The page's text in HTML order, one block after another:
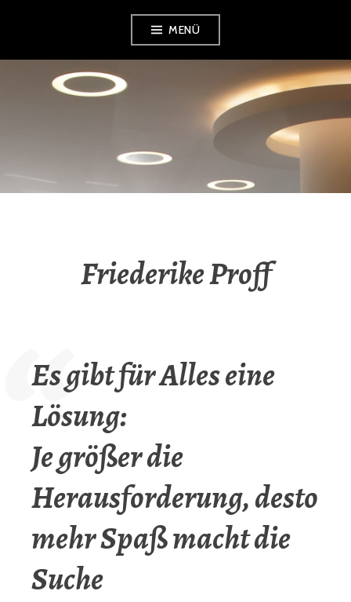
MENÜ
ARCHITEKTUR
TEAM
Friederike Proff
Es gibt für Alles eine
Lösung:
Je größer die
Herausforderung, desto
mehr Spaß macht die
Suche